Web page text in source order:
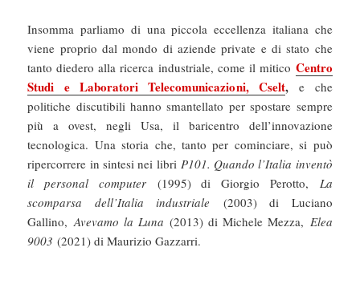
Insomma parliamo di una piccola eccellenza italiana che
viene proprio dal mondo di aziende private e di stato che
tanto diedero alla ricerca industriale, come il mitico Centro
Studi e Laboratori Telecomunicazioni, Cselt,e che
politiche discutibili hanno smantellato per spostare sempre
più a ovest, negli Usa, il baricentro dell’innovazione
tecnologica. Una storia che, tanto per cominciare, si può
ripercorrere in sintesi nei libri P101. Quando l’Italia inventò
il personal computer(1995) di Giorgio Perotto, La
scomparsa dell’Italia industriale (2003) di Luciano
Gallino,Avevamo la Luna (2013) di Michele Mezza, Elea
9003 (2021) di Maurizio Gazzarri.